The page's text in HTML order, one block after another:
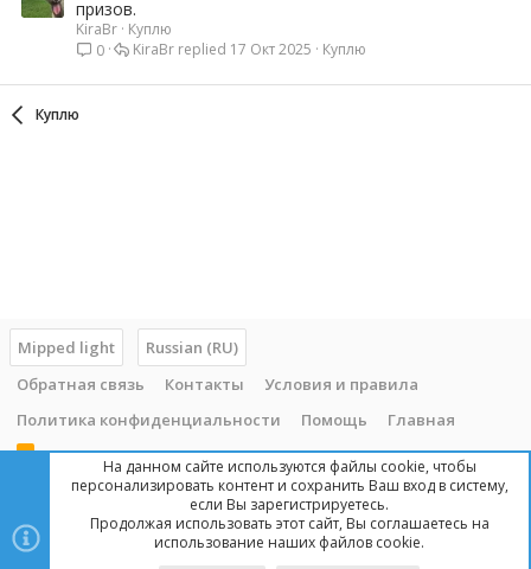
призов.
KiraBr Куплю
0
Куплю
17 Окт 2025
KiraBr
Куплю
Mipped light
Russian (RU)
Обратная связь
Контакты
Условия и правила
Политика конфиденциальности
Помощь Главная
R
Copyright © 2014 - 2025, mipped.com. Все права защищены. При
копировании материала с сайта, обратная ссылка обязательна!
На данном сайте используются файлы cookie, чтобы
персонализировать контент и сохранить Ваш вход в систему,
если Вы зарегистрируетесь.
Продолжая использовать этот сайт, Вы соглашаетесь на
использование наших файлов cookie.